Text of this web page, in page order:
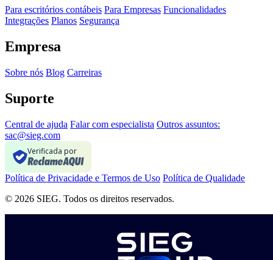
Para escritórios contábeis Para Empresas Funcionalidades
Integrações Planos Segurança
Empresa
Sobre nós Blog Carreiras
Suporte
Central de ajuda Falar com especialista Outros assuntos:
sac@sieg.com
Verificada por
Política de Privacidade e Termos de Uso Política de Qualidade
© 2026 SIEG. Todos os direitos reservados.